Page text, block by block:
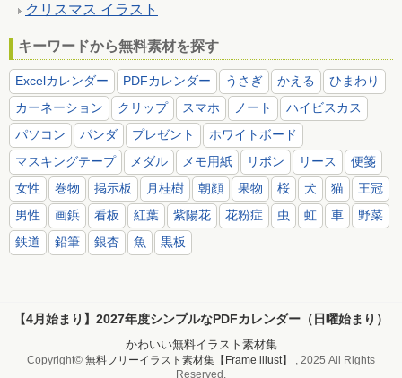
クリスマス イラスト
キーワードから無料素材を探す
Excelカレンダー PDFカレンダー うさぎ かえる
ひまわり
カーネーション
クリップ スマホ ノート
ハイビスカス
パソコン
パンダ プレゼント
ホワイトボード
マスキングテープ
メダル メモ用紙 リボン リース
便箋
女性
巻物 掲示板 月桂樹 朝顔 果物 桜 犬 猫
王冠
男性
画鋲 看板 紅葉 紫陽花 花粉症 虫 虹 車
野菜
鉄道
鉛筆 銀杏 魚 黒板
【4月始まり】2027年度シンプルなPDFカレンダー（日曜始まり）
かわいい無料イラスト素材集
Copyright© 無料フリーイラスト素材集【Frame illust】
, 2025 All Rights
Reserved.